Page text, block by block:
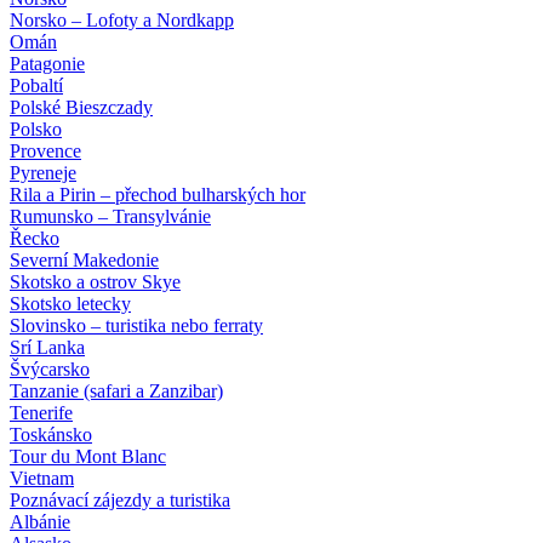
Norsko – Lofoty a Nordkapp
Omán
Patagonie
Pobaltí
Polské Bieszczady
Polsko
Provence
Pyreneje
Rila a Pirin – přechod bulharských hor
Rumunsko – Transylvánie
Řecko
Severní Makedonie
Skotsko a ostrov Skye
Skotsko letecky
Slovinsko – turistika nebo ferraty
Srí Lanka
Švýcarsko
Tanzanie (safari a Zanzibar)
Tenerife
Toskánsko
Tour du Mont Blanc
Vietnam
Poznávací zájezdy a turistika
Albánie